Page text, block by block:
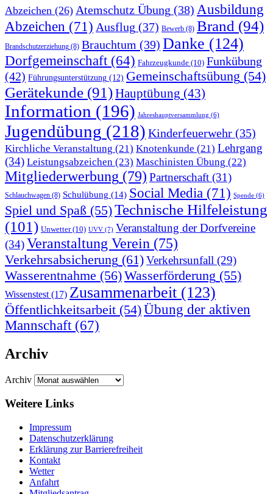
Abzeichen (26) Atemschutz Übung (38) Ausbildung
Abzeichen (71) Ausflug (37) Bewerb (8) Brand (94)
Brandschutzerziehung (8) Brauchtum (39) Danke (124)
Dorfgemeinschaft (64) Fahrzeugkunde (10) Funkübung
(42) Führungsunterstützung (12) Gemeinschaftsübung (54)
Gerätekunde (91)Hauptübung (43)
Information (196) Jahreshauptversammlung (6)
Jugendübung (218) Kinderfeuerwehr (35)
Kirchliche Veranstaltung (21) Knotenkunde (21) Lehrgang
(34) Leistungsabzeichen (23) Maschinisten Übung (22)
Mitgliederwerbung (79) Partnerschaft (31)
Schlauchwagen (8) Schulübung (14) Social Media (71) Spende (6)
Spiel und Spaß (55)Technische Hilfeleistung
(101) Unwetter(10) UVV (7) Veranstaltung der Dorfvereine
(34)Veranstaltung Verein (75)
Verkehrsabsicherung (61)Verkehrsunfall (29)
Wasserentnahme (56)Wasserförderung (55)
Wissenstest (17) Zusammenarbeit (123)
Öffentlichkeitsarbeit (54)Übung der aktiven
Mannschaft (67)
Archiv
Archiv
Weitere Links
Impressum
Datenschutzerklärung
Erklärung zur Barriere­frei­heit
Kontakt
Wetter
Anfahrt